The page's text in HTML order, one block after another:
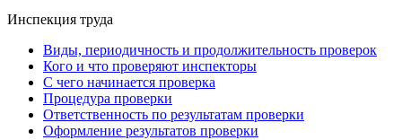
Инспекция труда
Виды, периодичность и продолжительность проверок
Кого и что проверяют инспекторы
С чего начинается проверка
Процедура проверки
Ответственность по результатам проверки
Оформление результатов проверки